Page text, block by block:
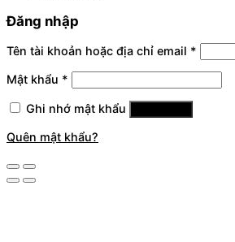
Đăng nhập
Tên tài khoản hoặc địa chỉ email *
Mật khẩu *
Ghi nhớ mật khẩu
Quên mật khẩu?